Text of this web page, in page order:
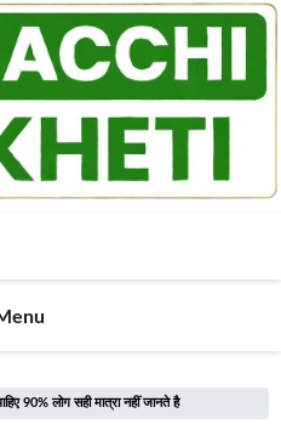
90% लोग सही मात्रा नहीं जानते है